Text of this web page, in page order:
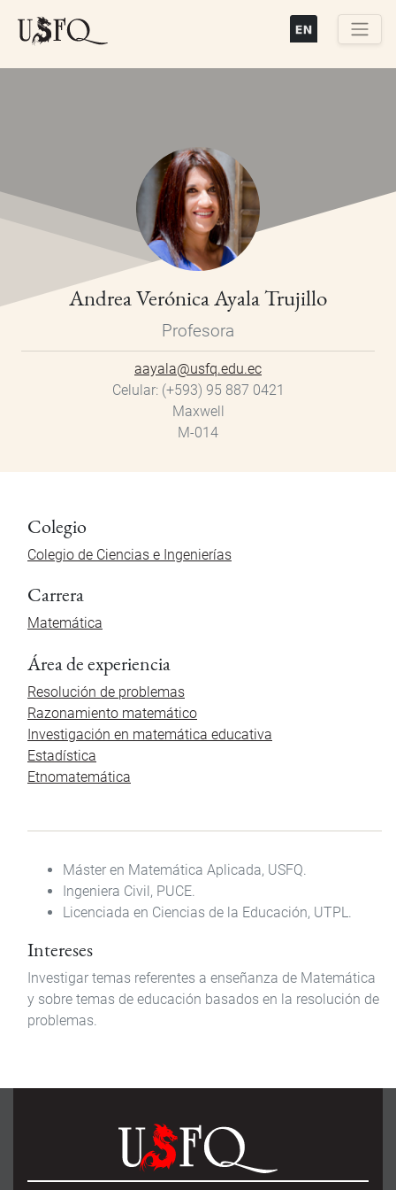
Andrea Verónica Ayala Trujillo
Profesora
aayala@usfq.edu.ec
Celular (+593) 95 887 0421
Maxwell
M-014
Colegio
Colegio de Ciencias e Ingenierías
Carrera
Matemática
Área de experiencia
Resolución de problemas
Razonamiento matemático
Investigación en matemática educativa
Estadística
Etnomatemática
Máster en Matemática Aplicada, USFQ.
Ingeniera Civil, PUCE.
Licenciada en Ciencias de la Educación, UTPL.
Intereses
Investigar temas referentes a enseñanza de Matemática
y sobre temas de educación basados en la resolución de
problemas.